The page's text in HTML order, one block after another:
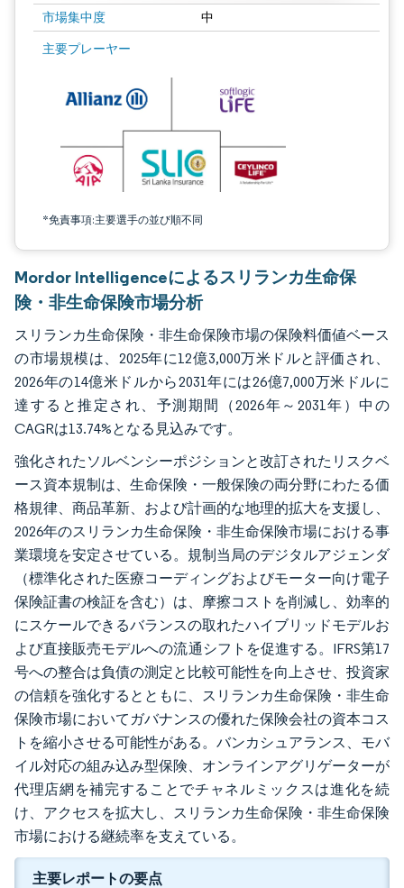
市場集中度 中
主要プレーヤー
*免責事項:主要選手の並び順不同
画像 © Mordor Intelligence。再利用にはCC BY 4.0の表示が必要です。
Mordor Intelligenceによるスリランカ生命保
険・非生命保険市場分析
スリランカ生命保険・非生命保険市場の保険料価値ベース
の市場規模は、2025年に12億3,000万米ドルと評価され、
2026年の14億米ドルから2031年には26億7,000万米ドルに
達すると推定され、予測期間（2026年～2031年）中の
CAGRは13.74%となる見込みです。
強化されたソルベンシーポジションと改訂されたリスクベ
ース資本規制は、生命保険・一般保険の両分野にわたる価
格規律、商品革新、および計画的な地理的拡大を支援し、
2026年のスリランカ生命保険・非生命保険市場における事
業環境を安定させている。規制当局のデジタルアジェンダ
（標準化された医療コーディングおよびモーター向け電子
保険証書の検証を含む）は、摩擦コストを削減し、効率的
にスケールできるバランスの取れたハイブリッドモデルお
よび直接販売モデルへの流通シフトを促進する。IFRS第17
号への整合は負債の測定と比較可能性を向上させ、投資家
の信頼を強化するとともに、スリランカ生命保険・非生命
保険市場においてガバナンスの優れた保険会社の資本コス
トを縮小させる可能性がある。バンカシュアランス、モバ
イル対応の組み込み型保険、オンラインアグリゲーターが
代理店網を補完することでチャネルミックスは進化を続
け、アクセスを拡大し、スリランカ生命保険・非生命保険
市場における継続率を支えている。
主要レポートの要点